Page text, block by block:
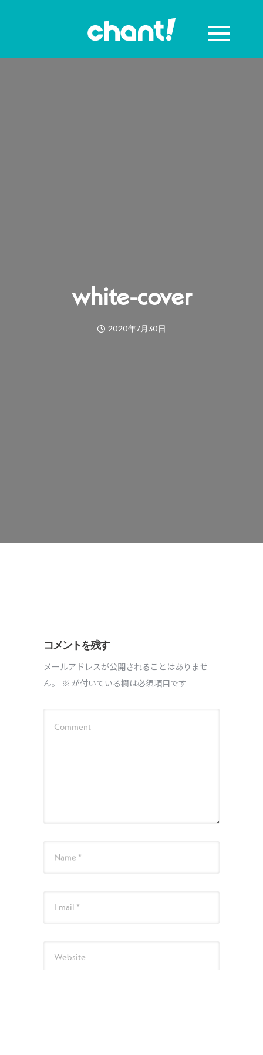
white-cover
2020年7月30日
コメントを残す
メールアドレスが公開されることはありませ
ん。
※ が付いている欄は必須項目です
Comment
Name *
Email *
Website